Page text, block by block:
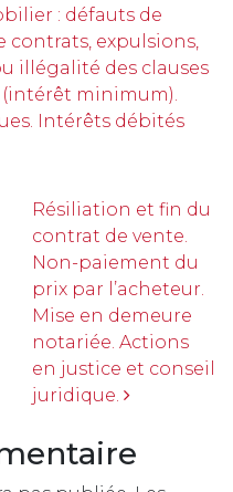
: défauts de
expulsions,
illégalité des clauses
minimum).
Intérêts débités
Résiliation et fin du
contrat de vente.
Non-paiement du
prix par l’acheteur.
Mise en demeure
notariée. Actions
en justice et conseil
juridique.